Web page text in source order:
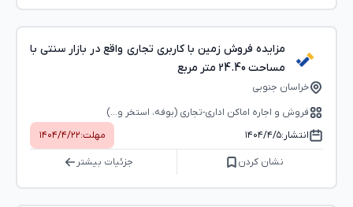
مزایده فروش زمین با کاربری تجاری واقع در بازار سنتی با
مساحت 24.40 متر مربع
خراسان جنوبی
فروش و اجاره اماکن اداری-تجاری (بوفه، استخر و...)
انتشار:۱۴۰۴/۴/۵ مهلت:۱۴۰۴/۴/۲۲
نشان کردن جزئیات بیشتر